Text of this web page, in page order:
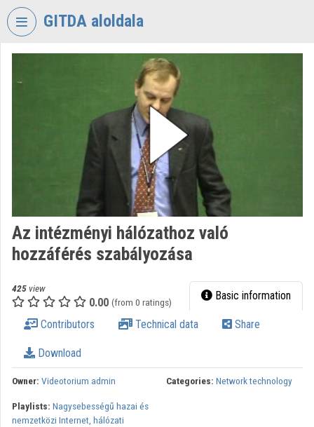
Skip header
GITDA aloldala
Organization home
Organization discovery
Categories
Az intézményi hálózathoz való
hozzáférés szabályozása
425 view
0.00 (from 0 ratings) Basic information
Contributors Technical data Share
Download
Owner: Videotorium admin Categories: Network technology
Playlists: Nagysebességű hazai és
nemzetközi Internet, hálózati